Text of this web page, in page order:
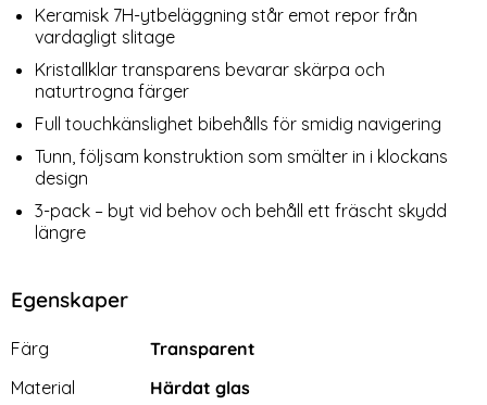
Keramisk 7H-ytbeläggning står emot repor från
vardagligt slitage
Kristallklar transparens bevarar skärpa och
naturtrogna färger
Full touchkänslighet bibehålls för smidig navigering
Tunn, följsam konstruktion som smälter in i klockans
design
3-pack – byt vid behov och behåll ett fräscht skydd
längre
Egenskaper
Egenskaper/attribut för denna produkt
Attribut
Färg
Transparent
Material
Härdat glas